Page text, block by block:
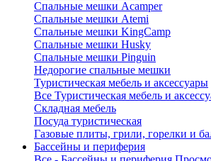
Спальные мешки Acamper
Спальные мешки Atemi
Спальные мешки KingCamp
Спальные мешки Husky
Спальные мешки Pinguin
Недорогие спальные мешки
Туристическая мебель и аксессуары
Все Туристическая мебель и
Складная мебель
Посуда туристическая
Газовые плиты, грили, горелки и
Бассейны и периферия